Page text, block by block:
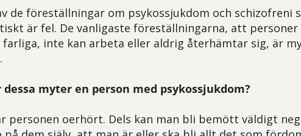
de föreställningar om psykossjukdom och schizofreni
är fel. De vanligaste föreställningarna, att personer
inte kan arbeta eller aldrig återhämtar sig, är
myter en person med psykossjukdom?
personen oerhört. Dels kan man bli bemött väldigt